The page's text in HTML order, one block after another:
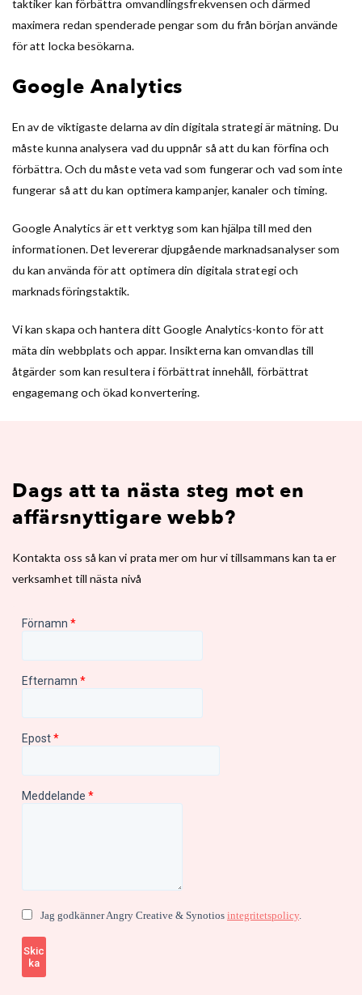
taktiker kan förbättra omvandlingsfrekvensen och därmed
maximera redan spenderade pengar som du från början använde
för att locka besökarna.
Google Analytics
En av de viktigaste delarna av din digitala strategi är mätning. Du
måste kunna analysera vad du uppnår så att du kan förfina och
förbättra. Och du måste veta vad som fungerar och vad som inte
fungerar så att du kan optimera kampanjer, kanaler och timing.
Google Analytics är ett verktyg som kan hjälpa till med den
informationen. Det levererar djupgående marknadsanalyser som
du kan använda för att optimera din digitala strategi och
marknadsföringstaktik.
Vi kan skapa och hantera ditt Google Analytics-konto för att
mäta din webbplats och appar. Insikterna kan omvandlas till
åtgärder som kan resultera i förbättrat innehåll, förbättrat
engagemang och ökad konvertering.
Dags att ta nästa steg mot en
affärsnyttigare webb?
Kontakta oss så kan vi prata mer om hur vi tillsammans kan ta er
verksamhet till nästa nivå